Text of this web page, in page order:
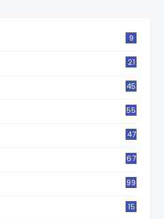
9
21
45
55
47
67
99
15